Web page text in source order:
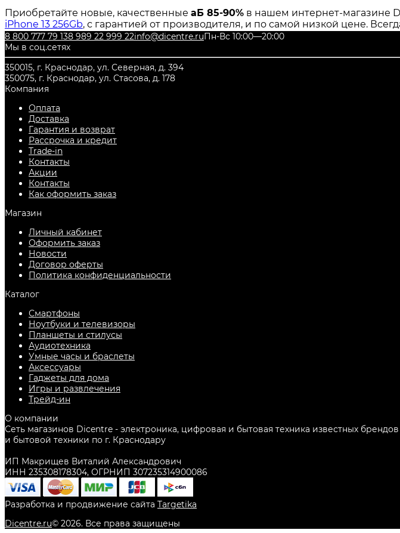
Приобретайте новые, качественные аБ 85-90% в нашем интернет-магазине
iPhone 13 256Gb, с гарантией от производителя, и по самой низкой цене.
8 800 777 79 138 989 22 999 22info@dicentre.ruПн-Вс 10:00—20:00
Мы в соц.сетях
350015, г. Краснодар, ул. Северная, д. 394
350075, г. Краснодар, ул. Стасова, д. 178
Компания
Оплата
Доставка
Гарантия и возврат
Рассрочка и кредит
Trade-in
Контакты
Акции
Контакты
Как оформить заказ
Магазин
Личный кабинет
Оформить заказ
Новости
Договор оферты
Политика конфиденциальности
Каталог
Смартфоны
Ноутбуки и телевизоры
Планшеты и стилусы
Аудиотехника
Умные часы и браслеты
Аксессуары
Гаджеты для дома
Игры и развлечения
Трейд-ин
О компании
Сеть магазинов Dicentre - электроника, цифровая и бытовая техника известных
и бытовой техники по г. Краснодару
ИП Макрищев Виталий Александрович
ИНН 235308178304, ОГРНИП 307235314900086
Разработка и продвижение сайта Targetika
Dicentre.ru© 2026. Все права защищены